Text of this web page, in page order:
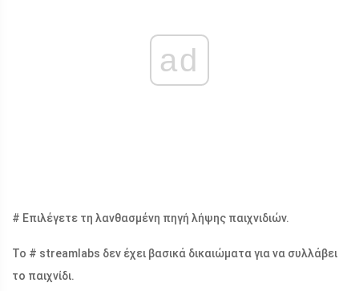
ad
# Επιλέγετε τη λανθασμένη πηγή λήψης παιχνιδιών.
Το # streamlabs δεν έχει βασικά δικαιώματα για να συλλάβει
το παιχνίδι.